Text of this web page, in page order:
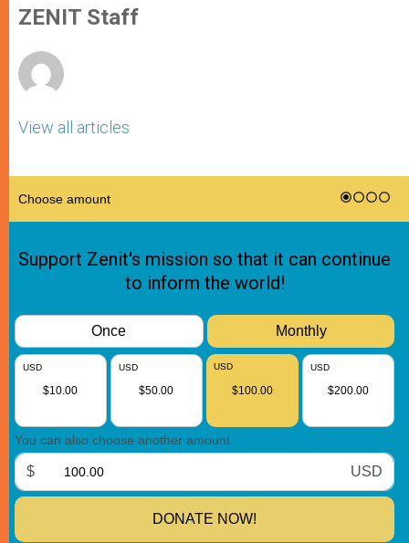
p
p
g
e
o
k
ZENIT Staff
View all articles